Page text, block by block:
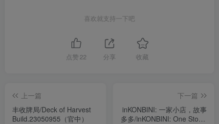
喜欢就支持一下吧
点赞 22 分享 收藏
上一篇
丰收牌局/Deck of Harvest
Build.23050955（官中）
下一篇
inKONBINI: 一家小店，故事
多多/inKONBINI: One Store.